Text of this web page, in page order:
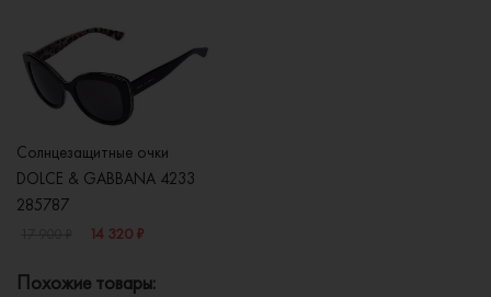
Солнцезащитные очки
DOLCE & GABBANA 4233
285787
14 320 ₽
Похожие товары: